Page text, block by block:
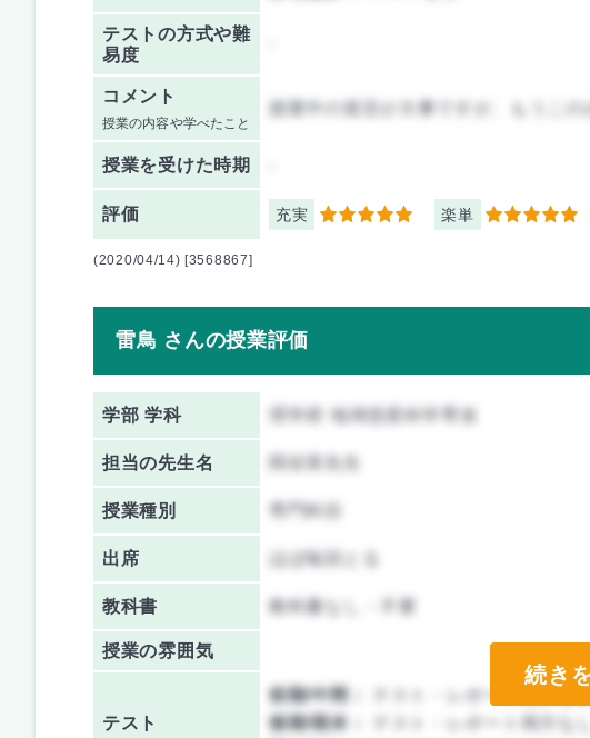
テストの方式や難
易度
コメント
授業の内容や学べたこと
授業中の発言が大事ですが、もうこの
授業を受けた時期
評価 充実 5 楽単 5
(2020/04/14) [3568867]
雷鳥 さんの授業評価
学部 学科 理学府 地球惑星科学専攻
担当の先生名
授業種別 専門科目
出席 ほぼ毎回とる
教科書 教科書なし・不要
授業の雰囲気
テスト
前期/中間：
後期/期末：
続き